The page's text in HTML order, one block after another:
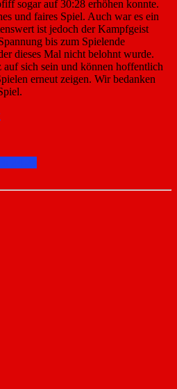
sogar auf 30:28 erhöhen konnte.
und faires Spiel. Auch war es ein
ist jedoch der Kampfgeist
bis zum Spielende
dieses Mal nicht belohnt wurde.
sich sein und können hoffentlich
erneut zeigen. Wir bedanken